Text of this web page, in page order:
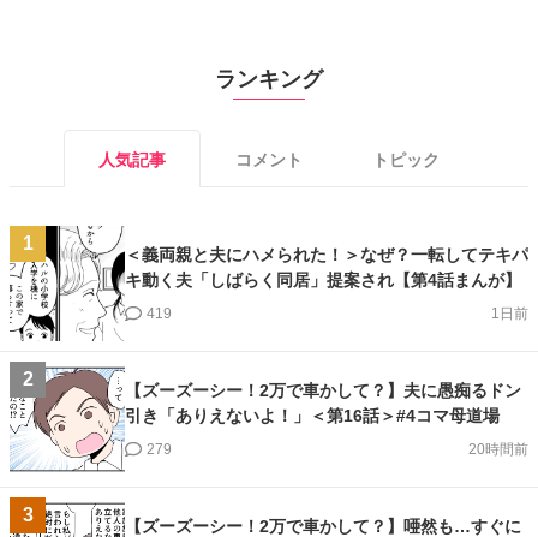
ランキング
人気記事 コメント トピック
1
＜義両親と夫にハメられた！＞なぜ？一転してテキパ
キ動く夫「しばらく同居」提案され【第4話まんが】
1日前
419
2
【ズーズーシー！2万で車かして？】夫に愚痴るドン
引き「ありえないよ！」＜第16話＞#4コマ母道場
20時間前
279
3
【ズーズーシー！2万で車かして？】唖然も…すぐに